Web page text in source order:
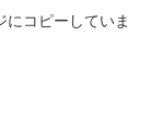
にコピーしていま